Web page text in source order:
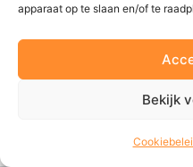
apparaat op te slaan en/of te
Bekijk